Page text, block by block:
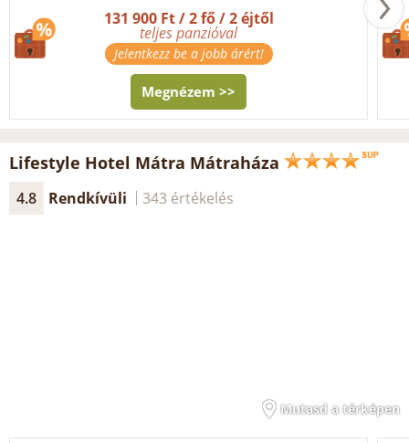
131 900 Ft / 2 fő / 2 éjtől
teljes panzióval
Jelentkezz be a jobb árért!
Megnézem >>
Lifestyle Hotel Mátra Mátraháza
4.8 Rendkívüli 343 értékelés
Mutasd a térképen